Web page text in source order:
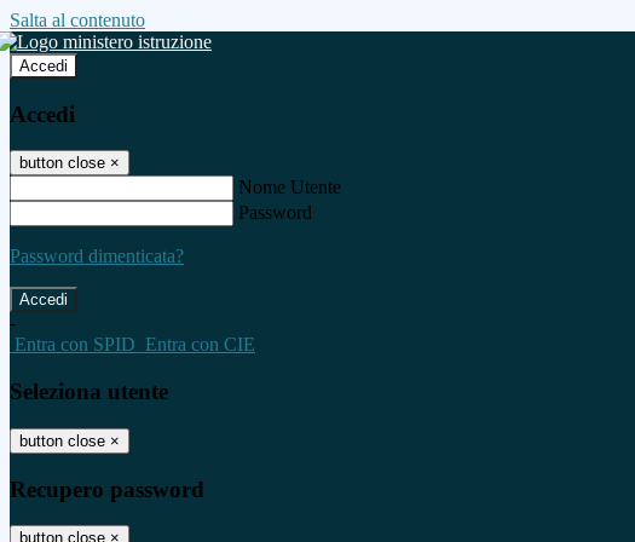
Salta al contenuto
Accedi
Accedi
button close ×
Nome Utente
Password
Password dimenticata?
-
Entra con SPID Entra con CIE
Seleziona utente
button close ×
Recupero password
button close ×